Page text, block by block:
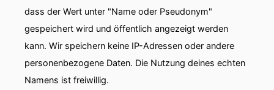
dass der Wert unter "Name oder Pseudonym"
gespeichert wird und öffentlich angezeigt werden
kann. Wir speichern keine IP-Adressen oder andere
personenbezogene Daten. Die Nutzung deines echten
Namens ist freiwillig.